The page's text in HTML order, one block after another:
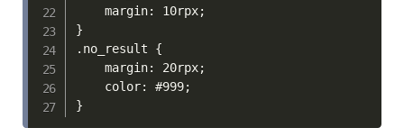
    margin: 10rpx;
}
.no_result {
    margin: 20rpx;
    color: #999;